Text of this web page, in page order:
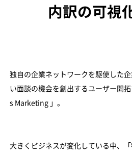
内訳の可視
独自の企業ネットワークを駆使した
い面談の機会を創出するユーザー開
s Marketing 」。
大きくビジネスが変化している中、